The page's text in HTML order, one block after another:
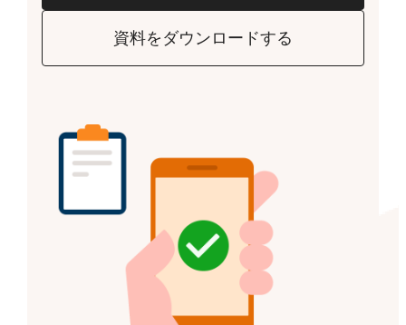
資料をダウンロードする